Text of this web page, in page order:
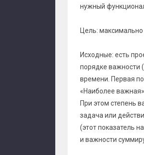
нужный
Цель: максимально
Исходные: есть
порядке важности
времени. Первая
«Наиболее
При этом степень
задача или
(этот показатель
и важности